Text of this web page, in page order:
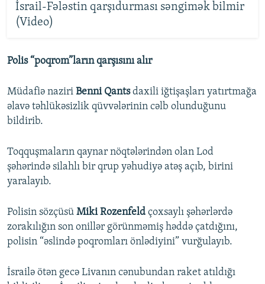
İsrail-Fələstin qarşıdurması səngimək bilmir
(Video)
Polis “poqrom”ların qarşısını alır
Müdafiə naziri Benni Qantsdaxili iğtişaşları yatırtmağa
əlavə təhlükəsizlik qüvvələrinin cəlb olunduğunu
bildirib.
Toqquşmaların qaynar nöqtələrindən olan Lod
şəhərində silahlı bir qrup yəhudiyə atəş açıb, birini
yaralayıb.
Polisin sözçüsü Miki Rozenfeld çoxsaylı şəhərlərdə
zorakılığın son onillər görünməmiş həddə çatdığını,
polisin “əslində poqromları önlədiyini” vurğulayıb.
İsrailə ötən gecə Livanın cənubundan raket atıldığı